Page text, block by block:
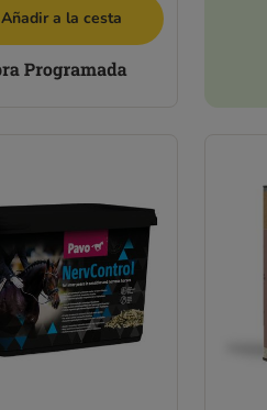
Añadir a la cesta